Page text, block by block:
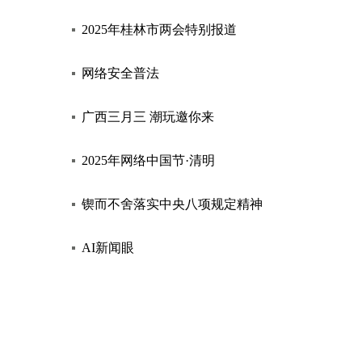
2025年桂林市两会特别报道
网络安全普法
广西三月三 潮玩邀你来
2025年网络中国节·清明
锲而不舍落实中央八项规定精神
AI新闻眼